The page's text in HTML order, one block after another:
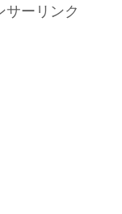
サーリンク